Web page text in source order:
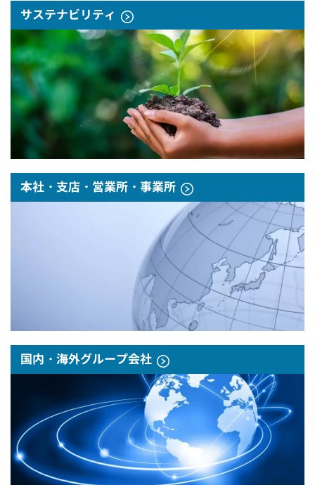
サステナビリティ
本社・支店・営業所・事業所
国内・海外グループ会社